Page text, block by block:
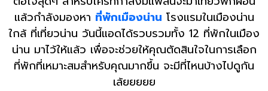
แล้วกำลังมองหา ที่พักเมืองน่าน โรงแรมในเมืองน่าน
ใกล้ ที่เที่ยวน่าน วันนี้แอดได้รวบรวมทั้ง 12 ที่พักในเมือง
น่าน มาไว้ให้แล้ว เพื่อจะช่วยให้คุณตัดสินใจในการเลือก
ที่พักที่เหมาะสมสำหรับคุณมากขึ้น จะมีที่ไหนบ้างไปดูกัน
เล้ยยยยย